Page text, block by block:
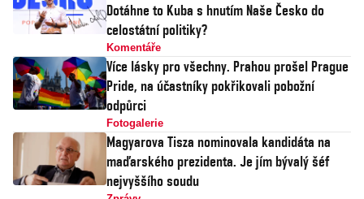
Dotáhne to Kuba s hnutím Naše Česko do
celostátní politiky?
Komentáře
Více lásky pro všechny. Prahou prošel Prague
Pride, na účastníky pokřikovali pobožní
odpůrci
Fotogalerie
Magyarova Tisza nominovala kandidáta na
maďarského prezidenta. Je jím bývalý šéf
nejvyššího soudu